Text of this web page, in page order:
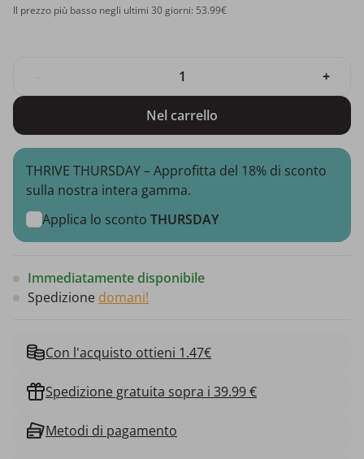
Il prezzo più basso negli ultimi 30 giorni: 53.99€
+
Nel carrello
THRIVE THURSDAY – Approfitta del 18% di sconto
sulla nostra intera gamma.
Applica lo sconto THURSDAY
Immediatamente disponibile
Spedizione domani!
Con l'acquisto ottieni 1.47€
Spedizione gratuita sopra i 39.99 €
Metodi di pagamento